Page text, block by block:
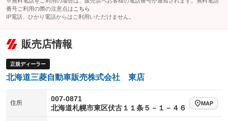
番号ご利用の際の注意点は こちら
IP電話、ひかり電話からはご利用いただけません。
販売店情報
正規ディーラー
北海道三菱自動車販売株式会社 東店
住所
007-0871
北海道札幌市東区伏古１１条５－１－４６
MAP